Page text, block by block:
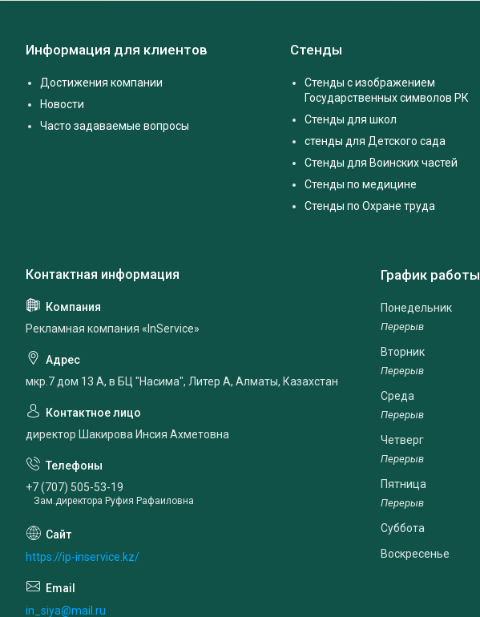
Информация для клиентов
Достижения компании
Новости
Часто задаваемые вопросы
Стенды
Стенды с изображением
Государственных символов РК
Стенды для школ
стенды для Детского сада
Стенды для Воинских частей
Стенды по медицине
Стенды по Охране труда
Рекламная компания «InService»
мкр.7 дом 13 А, в БЦ "Насима", Литер А, Алматы, Казахстан
директор Шакирова Инсия Ахметовна
+7 (707) 505-53-19
Зам.директора Руфия Рафаиловна
https://ip-inservice.kz/
in_siya@mail.ru
График работы
Понедельник
Вторник
Среда
Четверг
Пятница
Суббота
Воскресенье